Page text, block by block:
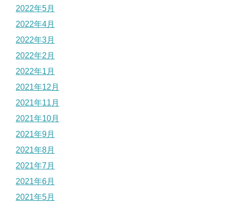
2022年5月
2022年4月
2022年3月
2022年2月
2022年1月
2021年12月
2021年11月
2021年10月
2021年9月
2021年8月
2021年7月
2021年6月
2021年5月